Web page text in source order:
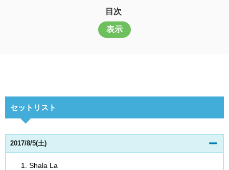
目次
表示
セットリスト
2017/8/5(土)
Shala La